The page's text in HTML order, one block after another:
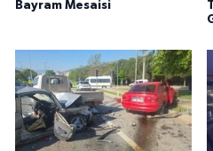
Bayram Mesaisi